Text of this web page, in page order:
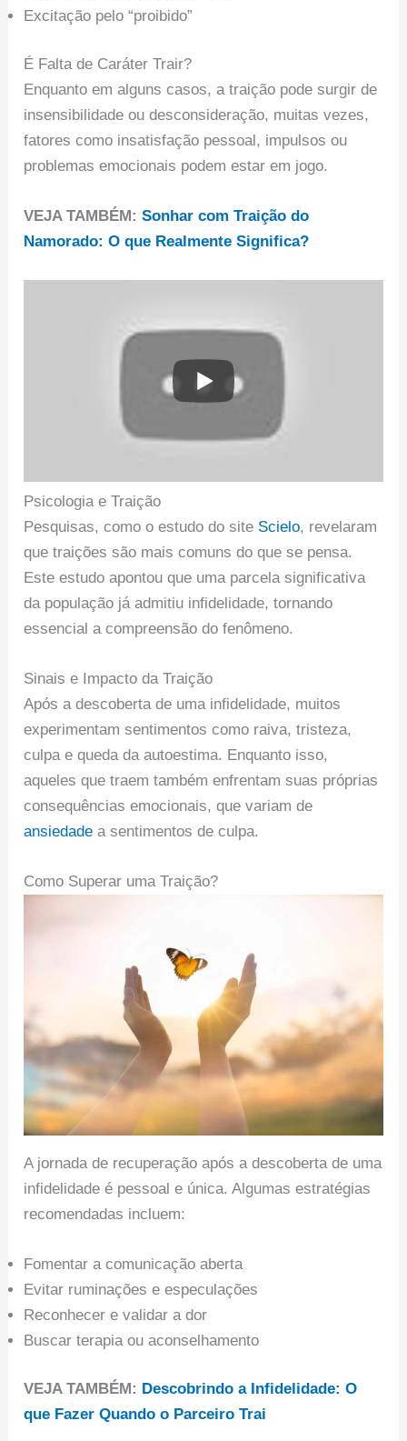
Excitação pelo “proibido”
É Falta de Caráter Trair?
Enquanto em alguns casos, a traição pode surgir de
insensibilidade ou desconsideração, muitas vezes,
fatores como insatisfação pessoal, impulsos ou
problemas emocionais podem estar em jogo.
VEJA TAMBÉM:Sonhar com Traição do
Namorado: O que Realmente Significa?
Psicologia e Traição
Pesquisas, como o estudo do site Scielo, revelaram
que traições são mais comuns do que se pensa.
Este estudo apontou que uma parcela significativa
da população já admitiu infidelidade, tornando
essencial a compreensão do fenômeno.
Sinais e Impacto da Traição
Após a descoberta de uma infidelidade, muitos
experimentam sentimentos como raiva, tristeza,
culpa e queda da autoestima. Enquanto isso,
aqueles que traem também enfrentam suas próprias
consequências emocionais, que variam de
ansiedade a sentimentos de culpa.
Como Superar uma Traição?
A jornada de recuperação após a descoberta de uma
infidelidade é pessoal e única. Algumas estratégias
recomendadas incluem:
Fomentar a comunicação aberta
Evitar ruminações e especulações
Reconhecer e validar a dor
Buscar terapia ou aconselhamento
VEJA TAMBÉM: Descobrindo a Infidelidade: O
que Fazer Quando o Parceiro Trai